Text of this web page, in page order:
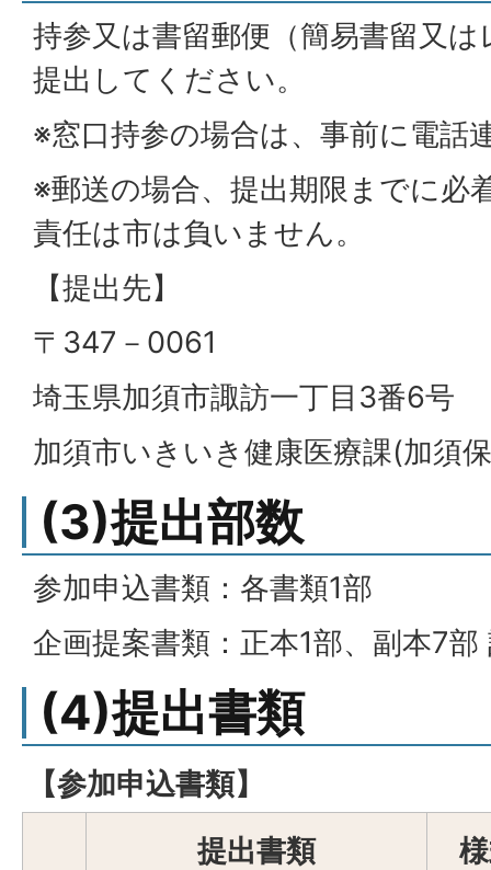
持参又は書留郵便（簡易書留又
提出してください。
※窓口持参の場合は、事前に電話
※郵送の場合、提出期限までに必
責任は市は負いません。
【提出先】
〒347－0061
埼玉県加須市諏訪一丁目3番6号
加須市いきいき健康医療課(加須
(3)提出部数
参加申込書類：各書類1部
企画提案書類：正本1部、副本7部
(4)提出書類
【参加申込書類】
提出書類